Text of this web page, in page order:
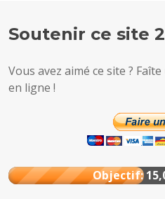
Soutenir ce site
Vous avez aimé ce site ? Faîte
en ligne !
Objectif: